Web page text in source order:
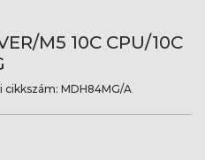
M5 10C CPU/10C
cikkszám: MDH84MG/A